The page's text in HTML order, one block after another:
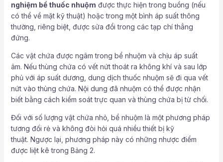
nghiệm bể thuốc nhuộm được thực hiện trong buồng (nếu
có thể về mặt kỹ thuật) hoặc trong một bình áp suất thông
thường, riêng biệt, được sửa đổi trong các tạp chí thẳng
đứng.
Các vật chứa được ngâm trong bể nhuộm và chịu áp suất
âm. Nếu thùng chứa có vết nứt thoát ra không khí và sau lớp
phủ với áp suất dương, dung dịch thuốc nhuộm sẽ đi qua vết
nứt vào thùng chứa. Nội dung đã nhuộm có thể được nhận
biết bằng cách kiểm soát trực quan và thùng chứa bị từ chối.
Đối với số lượng vật chứa nhỏ, bể nhuộm là một phương pháp
tương đối rẻ và không đòi hỏi quá nhiều thiết bị kỹ
thuật. Ngược lại, phương pháp này có những nhược điểm
được liệt kê trong Bảng 2.